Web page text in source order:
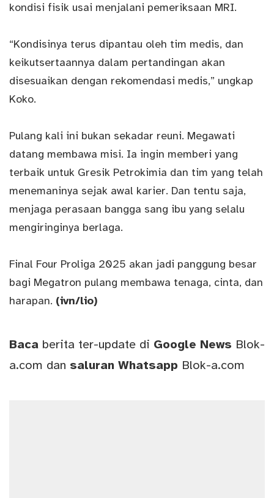
kondisi fisik usai menjalani pemeriksaan MRI.
“Kondisinya terus dipantau oleh tim medis, dan
keikutsertaannya dalam pertandingan akan
disesuaikan dengan rekomendasi medis,” ungkap
Koko.
Pulang kali ini bukan sekadar reuni. Megawati
datang membawa misi. Ia ingin memberi yang
terbaik untuk Gresik Petrokimia dan tim yang telah
menemaninya sejak awal karier. Dan tentu saja,
menjaga perasaan bangga sang ibu yang selalu
mengiringinya berlaga.
Final Four Proliga 2025 akan jadi panggung besar
bagi Megatron pulang membawa tenaga, cinta, dan
harapan. (ivn/lio)
Baca berita ter-update di Google News Blok-
a.com dan saluran Whatsapp Blok-a.com